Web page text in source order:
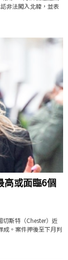
非法闖入北韓，並表
高或面臨6個
切斯特（Chester）近
成。案件押後至下月判